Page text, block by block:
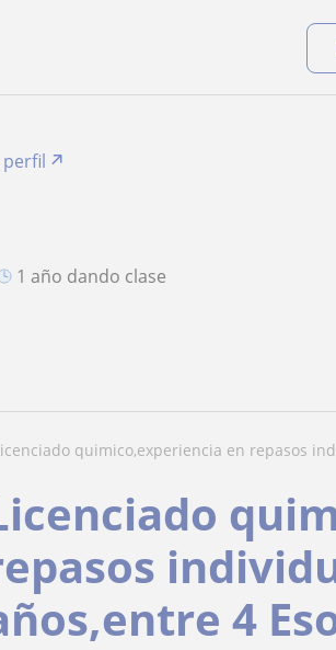
perfil
1 año dando clase
licenciado quimico,experiencia en repasos
4